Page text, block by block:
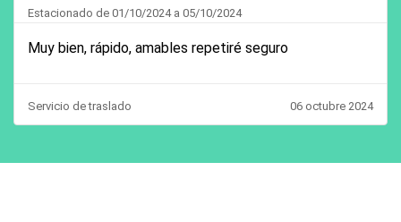
Estacionado de 01/10/2024 a 05/10/2024
Muy bien, rápido, amables repetiré seguro
Servicio de traslado 06 octubre 2024